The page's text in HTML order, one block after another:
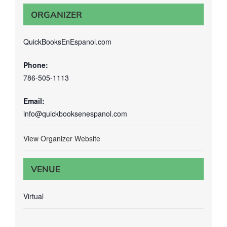
VENUE
Virtual
ORGANIZER
QuickBooksEnEspanol.com
Phone:
786-505-1113
Email:
info@quickbooksenespanol.com
View Organizer Website